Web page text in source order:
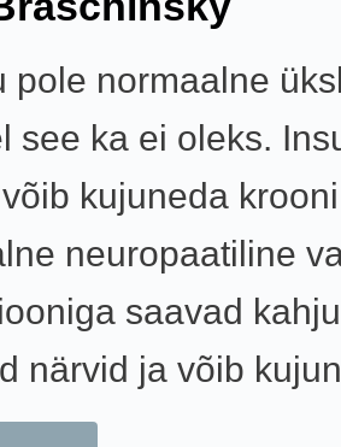
pole normaalne
see ka ei oleks.
kujuneda
neuropaatiline
saavad
närvid ja võib